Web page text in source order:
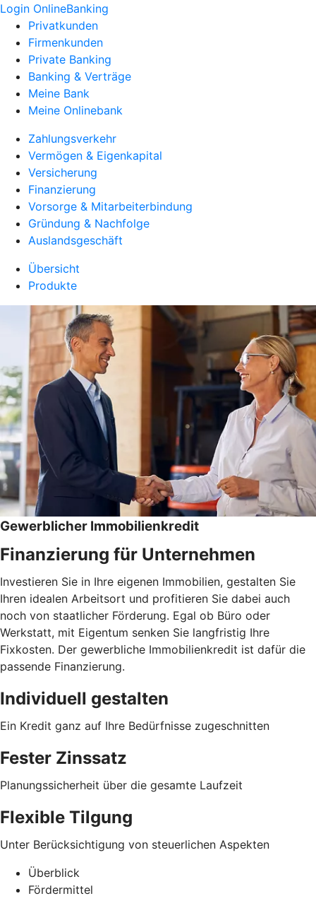
Login OnlineBanking
Privatkunden
Firmenkunden
Private Banking
Banking & Verträge
Meine Bank
Meine Onlinebank
Zahlungsverkehr
Vermögen & Eigenkapital
Versicherung
Finanzierung
Vorsorge & Mitarbeiterbindung
Gründung & Nachfolge
Auslandsgeschäft
Übersicht
Produkte
Gewerblicher Immobilienkredit
Finanzierung für Unternehmen
Investieren Sie in Ihre eigenen Immobilien, gestalten Sie
Ihren idealen Arbeitsort und profitieren Sie dabei auch
noch von staatlicher Förderung. Egal ob Büro oder
Werkstatt, mit Eigentum senken Sie langfristig Ihre
Fixkosten. Der gewerbliche Immobilienkredit ist dafür die
passende Finanzierung.
Individuell gestalten
Ein Kredit ganz auf Ihre Bedürfnisse zugeschnitten
Fester Zinssatz
Planungssicherheit über die gesamte Laufzeit
Flexible Tilgung
Unter Berücksichtigung von steuerlichen Aspekten
Überblick
Fördermittel